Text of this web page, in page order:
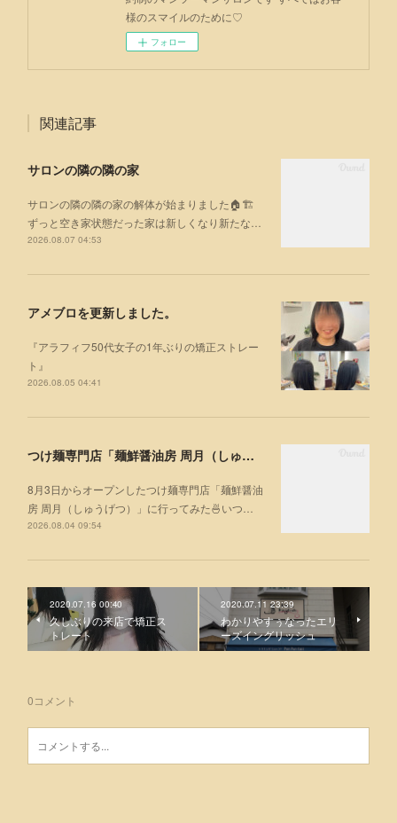
様のスマイルのために♡
フォロー
関連記事
サロンの隣の隣の家
サロンの隣の隣の家の解体が始まりました🏠🏗
ずっと空き家状態だった家は新しくなり新たな…
2026.08.07 04:53
アメブロを更新しました。
『アラフィフ50代女子の1年ぶりの矯正ストレー
ト』
2026.08.05 04:41
つけ麺専門店「麺鮮醤油房 周月（しゅうげつ）」⁡ に行ってみた🍜
8月3日からオープンしたつけ麺専門店「麺鮮醤油
房 周月（しゅうげつ）」⁡に行ってみた🍜いつ…
2026.08.04 09:54
2020.07.16 00:40
久しぶりの来店で矯正ス
トレート
2020.07.11 23:39
わかりやすぅなったエリ
ーズイングリッシュ
0コメント